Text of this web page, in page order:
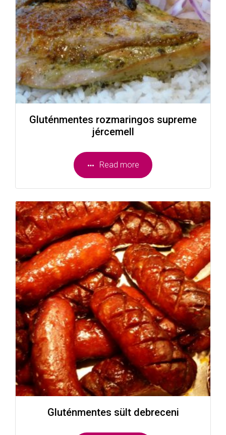
Gluténmentes rozmaringos supreme
jércemell
Read more
Gluténmentes sült debreceni